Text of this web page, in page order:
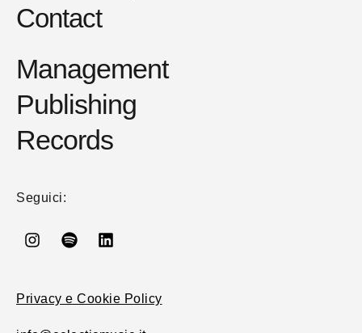
Contact
Management
Publishing
Records
Seguici:
Privacy e Cookie Policy